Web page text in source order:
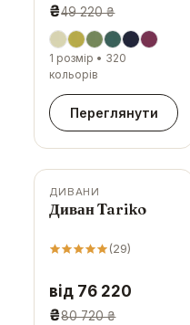
₴49 220 ₴
1 розмір • 320
кольорів
Переглянути
-6 %
ДИВАНИ
Диван Tariko
(29)
від 76 220
₴80 720 ₴